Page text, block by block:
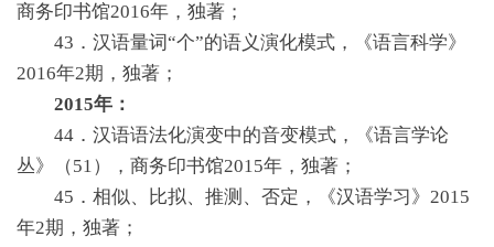
商务印书馆2016年，独著；
43．汉语量词“个”的语义演化模式，《语言科学》
2016年2期，独著；
2015年：
44．汉语语法化演变中的音变模式，《语言学论
丛》（51），商务印书馆2015年，独著；
45．相似、比拟、推测、否定，《汉语学习》2015
年2期，独著；